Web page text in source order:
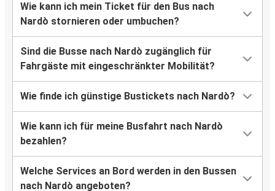
Wie kann ich mein Ticket für den Bus nach
Nardò stornieren oder umbuchen?
Sind die Busse nach Nardò zugänglich für
Fahrgäste mit eingeschränkter Mobilität?
Wie finde ich günstige Bustickets nach Nardò?
Wie kann ich für meine Busfahrt nach Nardò
bezahlen?
Welche Services an Bord werden in den Bussen
nach Nardò angeboten?